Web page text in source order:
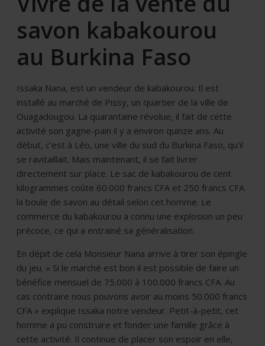
savon kabakourou
au Burkina Faso
Issaka Nana, est un vendeur de kabakourou. Il est
installé au marché de Pissy, un quartier de la ville de
Ouagadougou. La quarantaine révolue, il fait de cette
activité son gagne-pain il y a environ quinze ans. Au
début, c’est à Léo, une ville du sud du Burkina Faso, qu’il
se ravitaillait. Mais maintenant, il se fait livrer
directement sur place. Le sac de kabakourou de cent
kilogrammes coûte 60.000 francs CFA et 250 francs CFA
la boule de savon au détail selon cet homme. Le
commerce du kabakourou a connu une explosion un peu
précoce, ce qui a entrainé sa généralisation.
En dépit de cela Monsieur Nana arrive à tirer son épingle
du jeu. « Si le marché est bon il est possible de faire un
bénéfice mensuel de 75.000 à 100.000 francs CFA. Au
cas contraire nous pouvons avoir au moins 50.000 francs
CFA » explique Issaka notre vendeur. Petit-à-petit, cet
homme a pu construire et fonder une famille grâce à
cette activité. Il continue de placer son espoir en elle,